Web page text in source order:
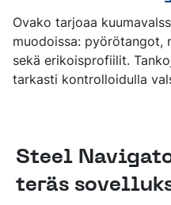
Ovako tarjoaa
muodoissa: pyörötangot,
sekä erikoisprofiilit.
tarkasti kontrolloidulla
Steel
teräs